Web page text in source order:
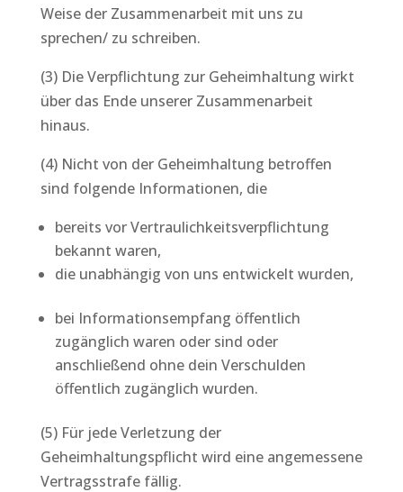
Weise der Zusammenarbeit mit uns zu
sprechen/ zu schreiben.
(3) Die Verpflichtung zur Geheimhaltung wirkt
über das Ende unserer Zusammenarbeit
hinaus.
(4) Nicht von der Geheimhaltung betroffen
sind folgende Informationen, die
bereits vor Vertraulichkeitsverpflichtung
bekannt waren,
die unabhängig von uns entwickelt wurden,
bei Informationsempfang öffentlich
zugänglich waren oder sind oder
anschließend ohne dein Verschulden
öffentlich zugänglich wurden.
(5) Für jede Verletzung der
Geheimhaltungspflicht wird eine angemessene
Vertragsstrafe fällig.